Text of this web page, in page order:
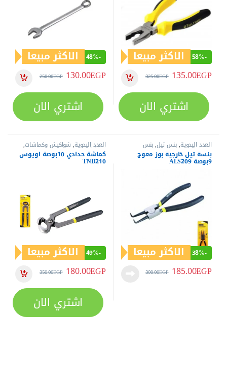
-
58% الاكثر مبيعا
135.00EGP
325.00EGP
اشتري الان
-
48% الاكثر مبيعا
130.00EGP
250.00EGP
اشتري الان
العدد اليدوية,بنس تيل,بنس
وقصافات
بنسة تيل خارجية بوز معوج
9بوصة ALS209
-
38% الاكثر مبيعا
185.00EGP
300.00EGP
العدد اليدوية, شواكيش وكماشات,
كماشة كماشة حدادي 10بوصة اويوس
TND210
-
49% الاكثر مبيعا
180.00EGP
350.00EGP
اشتري الان